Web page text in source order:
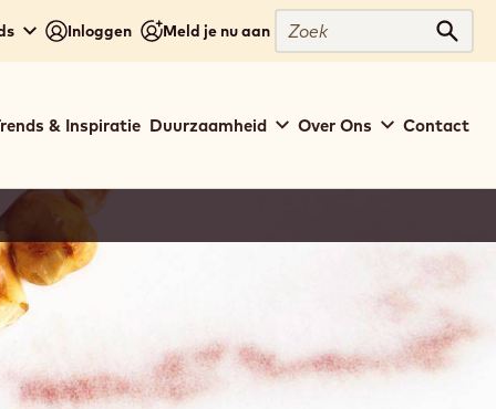
Inloggen Meld je nu aan
Zoek
Zoek
& Inspiratie Duurzaamheid Over Ons Contact